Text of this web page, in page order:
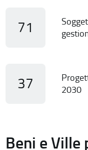
71
37
2030
Beni e Ville